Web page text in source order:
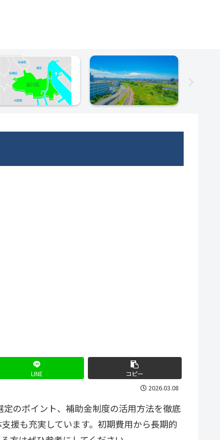
LINE コピー
2026.03.08
のポイント、補助金制度の活用方法を徹底
援も充実しています。初期費用から長期的